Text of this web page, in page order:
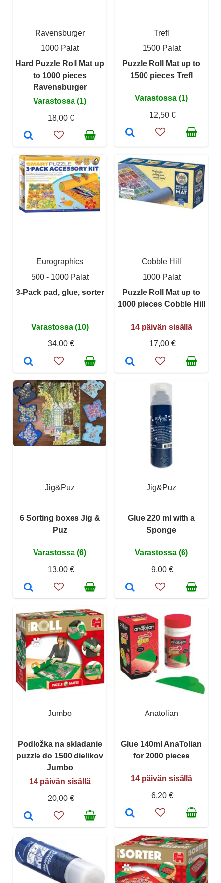
Ravensburger
1000 Palat
Hard Puzzle Roll Mat up
to 1000 pieces
Ravensburger
Varastossa (1)
18,00 €
Trefl
1500 Palat
Puzzle Roll Mat up to
1500 pieces Trefl
Varastossa (1)
12,50 €
Eurographics
500 - 1000 Palat
3-Pack pad, glue, sorter
Varastossa (10)
34,00 €
Cobble Hill
1000 Palat
Puzzle Roll Mat up to
1000 pieces Cobble Hill
14 päivän sisällä
17,00 €
Jig&Puz
6 Sorting boxes Jig &
Puz
Varastossa (6)
13,00 €
Jig&Puz
Glue 220 ml with a
Sponge
Varastossa (6)
9,00 €
Jumbo
Podložka na skladanie
puzzle do 1500 dielikov
Jumbo
14 päivän sisällä
20,00 €
Anatolian
Glue 140ml AnaTolian
for 2000 pieces
14 päivän sisällä
6,20 €